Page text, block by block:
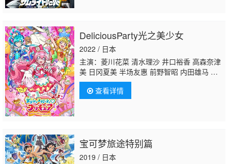
DeliciousParty光之美少女
2022 / 日本
主演：菱川花菜 清水理沙 井口裕香 高森奈津
美 日冈夏美 半场友惠 前野智昭 内田雄马 茅
野爱衣 铃木琢磨
哲 阪口周平
查看详情
宝可梦旅途特别篇
2019 / 日本